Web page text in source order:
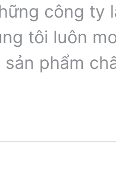
công ty
tôi luôn
sản phẩm